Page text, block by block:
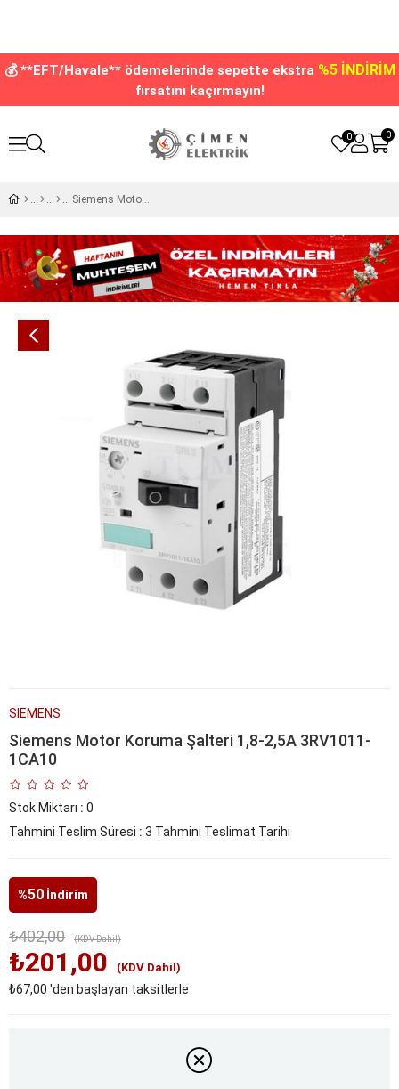
💰 **EFT/Havale** ödemelerinde sepette ekstra %5 İNDİRİM
fırsatını kaçırmayın!
0
0
Siemens Motor Koruma Şalteri 1,8-2,5A 3RV1011-1CA10
SIEMENS
Siemens Motor Koruma Şalteri 1,8-2,5A 3RV1011-
1CA10
Stok Miktarı : 0
Tahmini Teslim Süresi : 3 Tahmini Teslimat Tarihi
%50 İndirim
₺402,00 (KDV Dahil)
₺201,00 (KDV Dahil)
₺67,00 'den başlayan taksitlerle